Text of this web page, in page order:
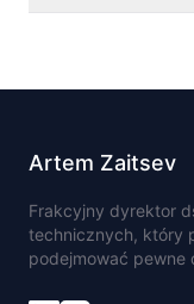
Artem Zaitsev
Frakcyjny dyrektor
technicznych, który
podejmować pewne